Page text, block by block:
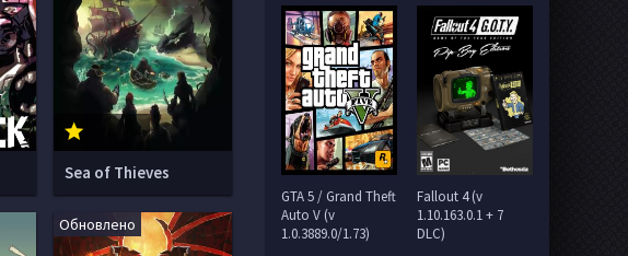
Sea of Thieves
Обновлено
GTA 5 / Grand Theft
Auto V (v
1.0.3889.0/1.73)
Fallout 4 (v
1.10.163.0.1 + 7
DLC)